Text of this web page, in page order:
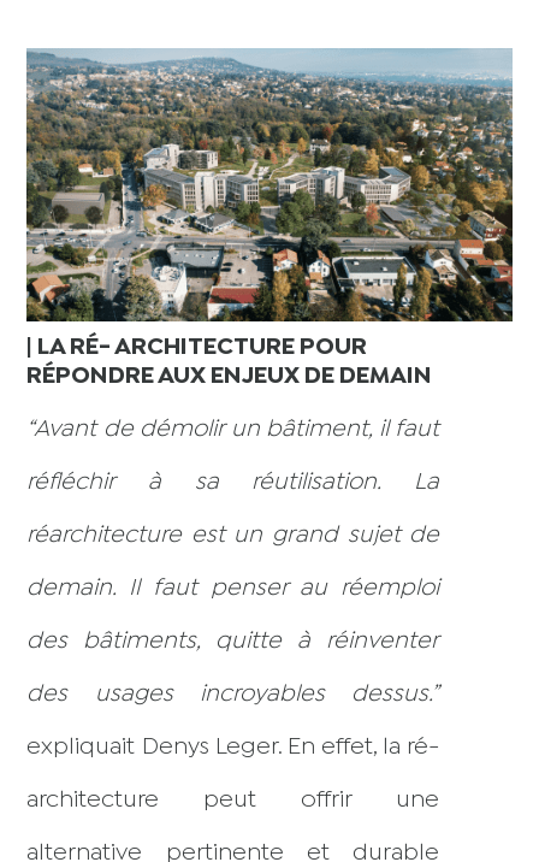
| LA RÉ- ARCHITECTURE POUR
RÉPONDRE AUX ENJEUX DE DEMAIN
“Avant de démolir un bâtiment, il faut
réfléchir à sa réutilisation. La
réarchitecture est un grand sujet de
demain. Il faut penser au réemploi
des bâtiments, quitte à réinventer
des usages incroyables dessus.”
expliquait Denys Leger. En effet, la ré-
architecture peut offrir une
alternative pertinente et durable